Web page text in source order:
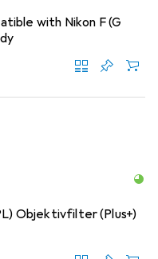
with Nikon F (G
Objektivfilter (Plus+)